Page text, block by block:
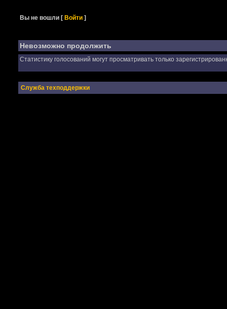
Вы не вошли [Войти ]
Невозможно продолжить
Статистику голосований могут просматривать только
Служба техподдержки